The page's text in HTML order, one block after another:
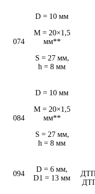
074
D = 10 мм
M = 20×1,5
мм**
S = 27 мм,
h = 8 мм
084
D = 10 мм
M = 20×1,5
мм**
S = 27 мм,
h = 8 мм
094
D = 6 мм,
D1 = 13 мм